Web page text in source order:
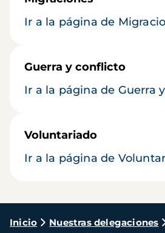
Ir a la página de
Guerra y conflicto
Ir a la página de Guerra
Voluntariado
Ir a la página de
Ruta
Inicio Nuestras delegaciones